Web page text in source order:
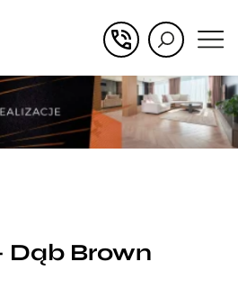
Dąb Brown